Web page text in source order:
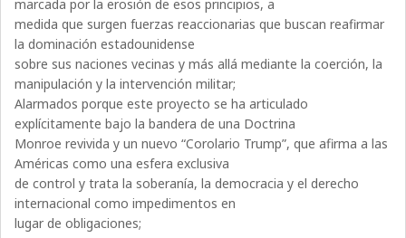
marcada por la erosión de esos principios, a
medida que surgen fuerzas reaccionarias que buscan reafirmar
la dominación estadounidense
sobre sus naciones vecinas y más allá mediante la coerción, la
manipulación y la intervención militar;
Alarmados porque este proyecto se ha articulado
explícitamente bajo la bandera de una Doctrina
Monroe revivida y un nuevo “Corolario Trump”, que afirma a las
Américas como una esfera exclusiva
de control y trata la soberanía, la democracia y el derecho
internacional como impedimentos en
lugar de obligaciones;